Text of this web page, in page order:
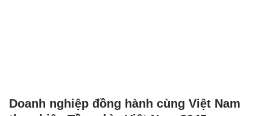
Doanh nghiệp đồng hành cùng Việt Nam